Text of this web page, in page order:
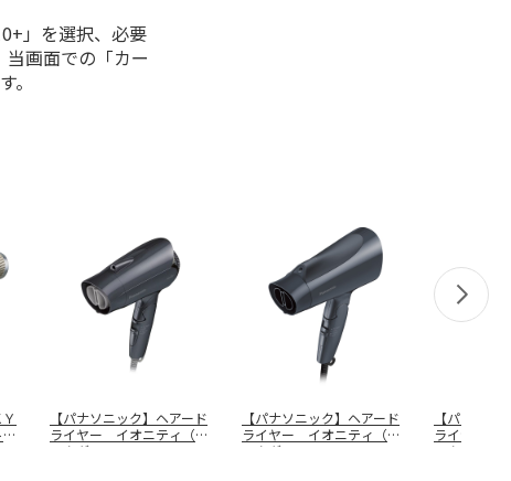
」を選択、必要
画面での「カー
。
【パナソニック】ヘアード
ライヤー イオニティ（ダ
ークグレー
【パナソニック】ヘアード
ライヤー イオニティ（ダ
ークグレー
【パナソニ
ライヤー
ークグレー